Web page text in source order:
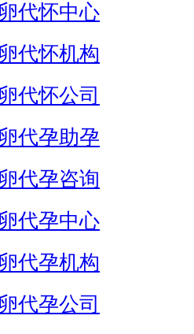
代怀中心
代怀机构
代怀公司
代孕助孕
代孕咨询
代孕中心
代孕机构
代孕公司